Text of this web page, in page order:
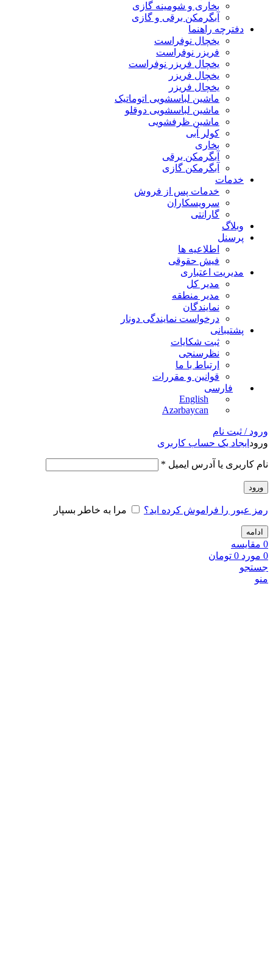
بخاری و شومینه گازی
آبگرمکن برقی و گازی
دفترچه راهنما
یخچال نوفراست
فریزر نوفراست
یخچال فریزر نوفراست
یخچال فریزر
یخچال فریزر
ماشین لباسشویی اتوماتیک
ماشین لباسشویی دوقلو
ماشین ظرفشویی
کولر آبی
بخاری
آبگرمکن برقی
آبگرمکن گازی
خدمات
خدمات پس از فروش
سرویسکاران
گارانتی
وبلاگ
پرسنل
اطلاعیه ها
فیش حقوقی
مدیریت اعتباری
مدیر کل
مدیر منطقه
نمایندگان
درخواست نمایندگی دونار
پشتیبانی
ثبت شکایات
نظرسنجی
ارتباط با ما
قوانین و مقررات
فارسی
English
Azərbaycan
ورود / ثبت نام
ورود ایجاد یک حساب کاربری
نام کاربری یا آدرس ایمیل *
ورود
رمز عبور را فراموش کرده اید؟ مرا به خاطر بسپار
ادامه
0 مقايسه
0 مورد 0 تومان
جستجو
منو